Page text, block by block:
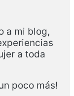
a mi blog,
a toda
poco más!